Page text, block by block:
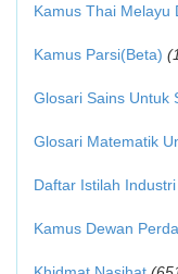
Kamus Thai Melayu
Kamus Parsi(Beta)
Glosari Sains Untuk
Glosari Matematik
Daftar Istilah
Kamus Dewan